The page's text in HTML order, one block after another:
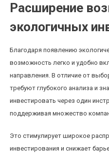
Расширение
экологичных
Благодаря появлению
возможность легко и удобно
направления. В отличие от
требуют глубокого анализа и
инвестировать через один
поддерживая множество
Это стимулирует широкое
инвестирования и снижает